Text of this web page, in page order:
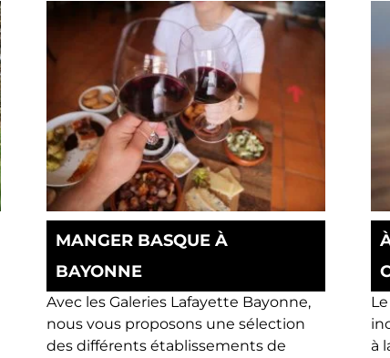
MANGER BASQUE À
BAYONNE
Avec les Galeries Lafayette Bayonne,
nous vous proposons une sélection
des différents établissements de
à